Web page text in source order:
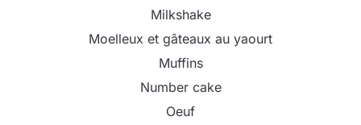
Milkshake
Moelleux et gâteaux au yaourt
Muffins
Number cake
Oeuf